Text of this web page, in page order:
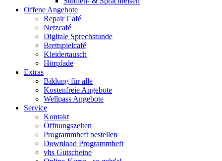
Offene Angebote
Repair Café
Netzcafé
Digitale Sprechstunde
Brettspielcafé
Kleidertausch
Hörpfade
Extras
Bildung für alle
Kostenfreie Angebote
Wellpass Angebote
Service
Kontakt
Öffnungszeiten
Programmheft bestellen
Download Programmheft
vhs Gutscheine